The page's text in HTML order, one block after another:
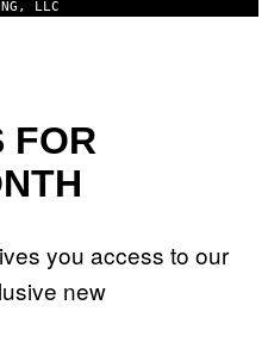
LLC
FOR
you access to our
new